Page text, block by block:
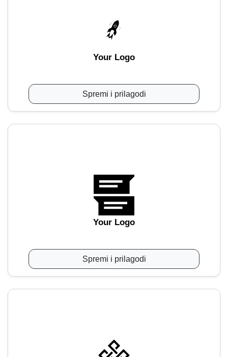
Your Logo
Spremi i prilagodi
Your Logo
Spremi i prilagodi